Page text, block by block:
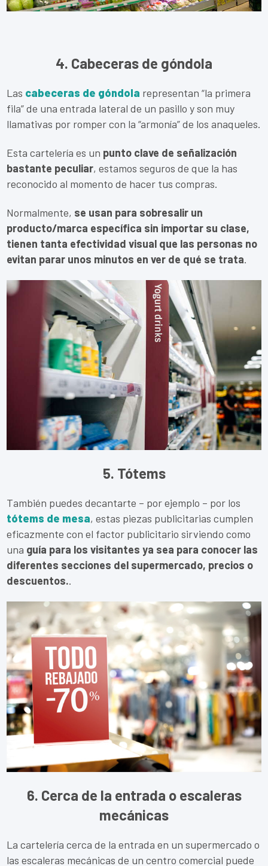
4. Cabeceras de góndola
Las cabeceras de góndola representan “la primera
fila” de una entrada lateral de un pasillo y son muy
llamativas por romper con la “armonía” de los anaqueles.
Esta cartelería es un punto clave de señalización
bastante peculiar, estamos seguros de que la has
reconocido al momento de hacer tus compras.
Normalmente, se usan para sobresalir un
producto/marca específica sin importar su clase,
tienen tanta efectividad visual que las personas no
evitan parar unos minutos en ver de qué se trata.
5. Tótems
También puedes decantarte – por ejemplo – por los
tótems de mesa, estas piezas publicitarias cumplen
eficazmente con el factor publicitario sirviendo como
una guía para los visitantes ya sea para conocer las
diferentes secciones del supermercado, precios o
descuentos..
6. Cerca de la entrada o escaleras
mecánicas
La cartelería cerca de la entrada en un supermercado o
las escaleras mecánicas de un centro comercial puede